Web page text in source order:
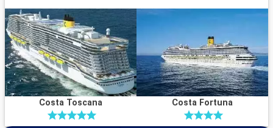
Costa Toscana Costa Fortuna